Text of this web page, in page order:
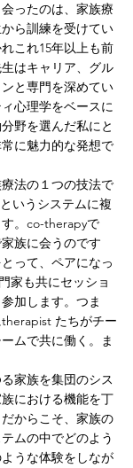
ったのは、家族療
ら訓練を受けてい
これ15年以上も前
はキャリア、グル
と専門を深めてい
心理学をベースに
野を選んだ私にと
に魅力的な発想で
法の１つの技法で
いうシステムに複
。co-therapyで
族に会うのです
って、ペアになっ
家も共にセッショ
加します。つま
たちがチー
ムで共に働く。ま
家族を集団のシス
における機能を丁
からこそ、家族の
ムの中でどのよう
うな体験をしなが